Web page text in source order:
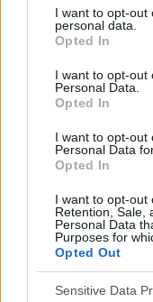
I want to opt-out
personal data.
Opted In
I want to opt-out
Personal Data.
Opted In
I want to opt-out
Personal Data
Opted In
I want to opt-out
Retention, Sale,
Personal Data
Purposes for
Opted Out
Sensitive Data
Forum:
f92,f60 a
Miałem w wieku
pozwolenie na
Reklama: